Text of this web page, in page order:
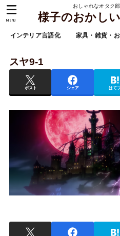
おしゃれなオタク
様子のおかし
インテリア言語化 家具・雑貨・
MENU
スヤ9-1
ポスト シェア はて